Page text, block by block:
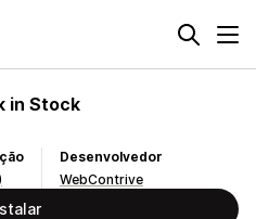
in Stock
Desenvolvedor
WebContrive